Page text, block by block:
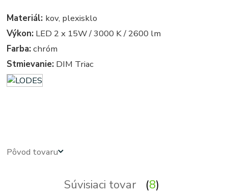
Materiál: kov, plexisklo
Výkon: LED 2 x 15W / 3000 K / 2600 lm
Farba: chróm
Stmievanie: DIM Triac
Pôvod tovaru
Súvisiaci tovar 8